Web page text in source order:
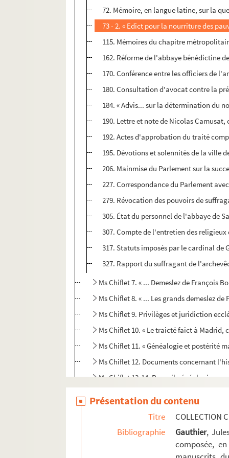
72. Mémoire, en langue latine, sur la
73 - 2. « Edict pour la nourriture des
115. Mémoires du chapitre
162. Réforme de l'abbaye bénédictine
170. Conférence entre les officiers de
180. Consultation d'avocat contre la
184. « Advis... sur la détermination du
190. Lettre et note de Nicolas
192. Actes d'approbation du traité
195. Dévotions et solennités de la ville
206. Mainmise du Parlement sur la
227. Correspondance du Parlement
279. Révocation des pouvoirs de
305. État du personnel de l'abbaye de
307. Compte de l'entretien des
317. Statuts imposés par le cardinal
327. Rapport du suffragant de
Ms Chiflet 7. « ... Demeslez de François
Ms Chiflet 8. « ... Les grands demeslez
Ms Chiflet 9. Privilèges et juridiction
Ms Chiflet 10. « Le traicté faict à Madrid,
Ms Chiflet 11. « Généalogie et postérité
Ms Chiflet 12. Documents concernant
Ms Chiflet 13-14. Recueil généalogique
Ms Chiflet 18. Affaires ecclésiastiques
Présentation du contenu
Titre
COLLECTION
Bibliographie
Gauthier,
composée,